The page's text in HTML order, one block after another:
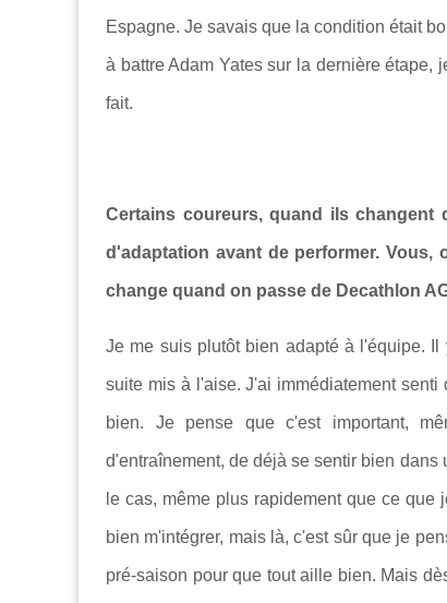
Espagne. Je savais que la condition était
à battre Adam Yates sur la dernière étape,
fait.
Certains coureurs, quand ils changent
d'adaptation avant de performer.
change quand on passe de Decathlon
Je me suis plutôt bien adapté à l'équipe.
suite mis à l'aise. J'ai immédiatement
bien. Je pense que c'est important,
d'entraînement, de déjà se sentir bien
le cas, même plus rapidement que ce
bien m'intégrer, mais là, c'est sûr que je
pré-saison pour que tout aille bien. Mais